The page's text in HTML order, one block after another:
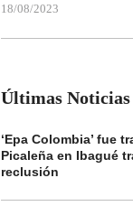
18/08/2023
Últimas Noticias
‘Epa Colombia’ fue
Picaleña en Ibagué
reclusión